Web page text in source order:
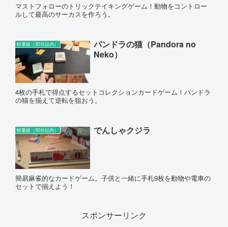
マストフォローのトリックテイキングゲーム！動物をコントロー
ルして最高のサーカスを作ろう。
軽量級（30分以内）
パンドラの猫（Pandora no
Neko）
4枚の手札で得点するセットコレクションカードゲーム！パンドラ
の猫を揃えて逆転を狙おう。
軽量級（30分以内） でんしゃクジラ
簡易麻雀的なカードゲーム。子供と一緒に手札9枚を動物や電車の
セットで揃えよう！
スポンサーリンク